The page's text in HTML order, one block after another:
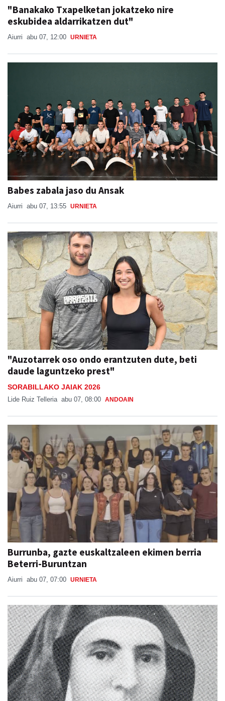
"Banakako Txapelketan jokatzeko nire
eskubidea aldarrikatzen dut"
Aiurri abu 07, 12:00 URNIETA
Babes zabala jaso du Ansak
Aiurri abu 07, 13:55 URNIETA
"Auzotarrek oso ondo erantzuten dute, beti
daude laguntzeko prest"
SORABILLAKO JAIAK 2026
Lide Ruiz Telleria abu 07, 08:00 ANDOAIN
Burrunba, gazte euskaltzaleen ekimen berria
Beterri-Buruntzan
Aiurri abu 07, 07:00 URNIETA